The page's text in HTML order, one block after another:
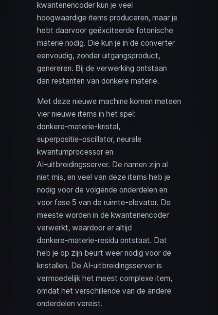
kwantenencoder kun je veel
hoogwaardige items produceren, maar je
hebt daarvoor geëxciteerde fotonische
materie nodig. Die kun je in de converter
eenvoudig, zonder uitgangsproduct,
genereren. Bij de verwerking ontstaan
dan restanten van donkere materie.
Met deze nieuwe machine komen meteen
vier nieuwe items in het spel:
donkere‑materie‑kristal,
superpositie‑oscillator, neurale
kwantumprocessor en
AI‑uitbreidingsserver. De namen zijn al
niet mis, en veel van deze items heb je
nodig voor de volgende onderdelen en
voor fase 5 van de ruimte-elevator. De
meeste worden in de kwantenencoder
verwerkt, waardoor er altijd
donkere‑materie‑residu ontstaat. Dat
heb je op zijn beurt weer nodig voor de
kristallen. De AI‑uitbreidingsserver is
vermoedelijk het meest complexe item,
omdat het verschillende van de andere
onderdelen vereist.